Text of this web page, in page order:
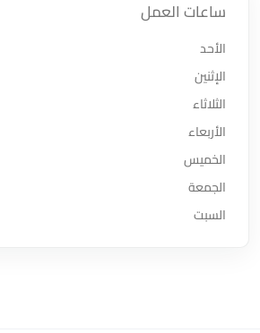
ساعات العمل
الأحد
الإثنين
الثلاثاء
الأربعاء
الخميس
الجمعة
السبت